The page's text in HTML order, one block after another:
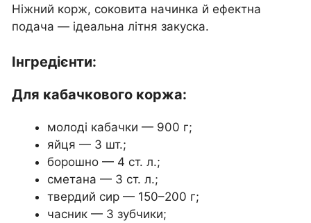
Ніжний корж, соковита начинка й ефектна
подача — ідеальна літня закуска.
Інгредієнти:
Для кабачкового коржа:
молоді кабачки — 900 г;
яйця — 3 шт.;
борошно — 4 ст. л.;
сметана — 3 ст. л.;
твердий сир — 150–200 г;
часник — 3 зубчики;